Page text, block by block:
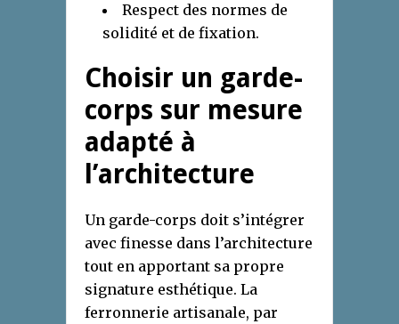
Respect des normes de
solidité et de fixation.
Choisir un garde-
corps sur mesure
adapté à
l’architecture
Un garde-corps doit s’intégrer
avec finesse dans l’architecture
tout en apportant sa propre
signature esthétique. La
ferronnerie artisanale, par